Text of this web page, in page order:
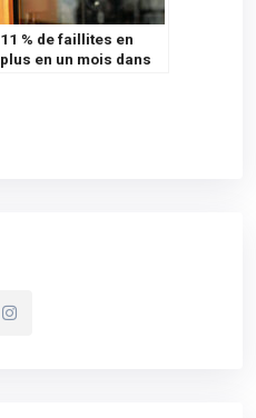
11 % de faillites en
plus en un mois dans